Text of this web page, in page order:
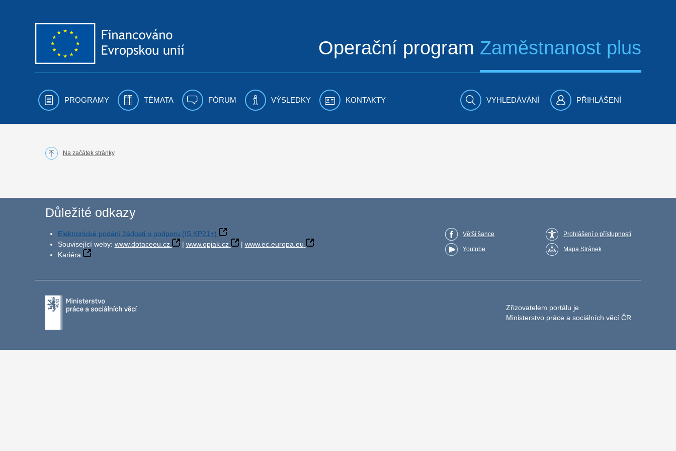
Operační program Zaměstnanost plus
PROGRAMY TÉMATA FÓRUM VÝSLEDKY KONTAKTY VYHLEDÁVÁNÍ PŘIHLÁŠENÍ
Na začátek stránky
Důležité odkazy
Elektronické podání žádosti o podporu (IS KP21+)
Související weby: www.dotaceeu.cz | www.opjak.cz | www.ec.europa.eu
Kariéra
Větší šance
Youtube
Prohlášení o přístupnosti
Mapa Stránek
Zřizovatelem portálu je
Ministerstvo práce a sociálních věcí ČR